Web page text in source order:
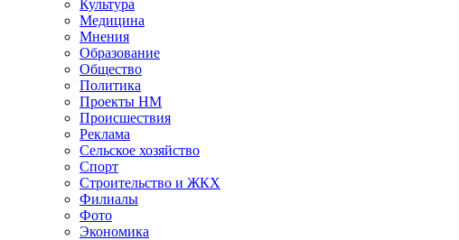
Культура
Медицина
Мнения
Образование
Общество
Политика
Проекты НМ
Происшествия
Реклама
Сельское хозяйство
Спорт
Строительство и ЖКХ
Филиалы
Фото
Экономика